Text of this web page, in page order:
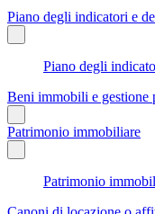
Piano degli indicatori e
Piano degli
Beni immobili e gestione
Patrimonio immobiliare
Patrimonio